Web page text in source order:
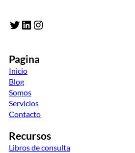
Twitter LinkedIn Instagram
Pagina
Inicio
Blog
Somos
Servicios
Contacto
Recursos
Libros de consulta